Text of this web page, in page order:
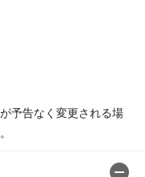
予告なく変更される場